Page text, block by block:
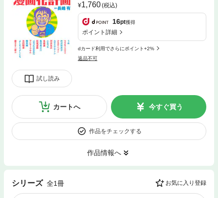
試し読み
1,760(税込)
16pt獲得
ポイント詳細
dカード利用でさらにポイント+2%
返品不可
カートへ 今すぐ買う
作品をチェックする
作品情報へ
シリーズ 全1冊 お気に入り登録